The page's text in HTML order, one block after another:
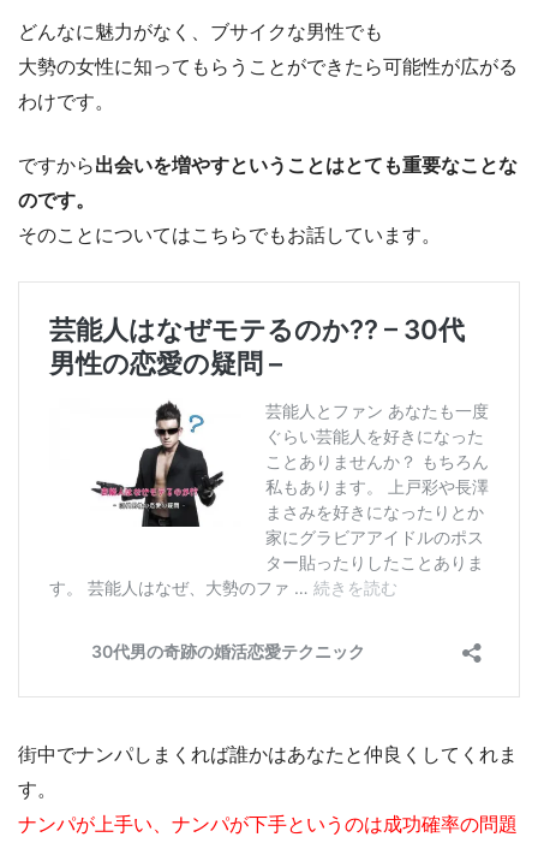
どんなに魅力がなく、ブサイクな男性でも
大勢の女性に知ってもらうことができたら可能性が広がる
わけです。
ですから出会いを増やすということはとても重要なことな
のです。
そのことについてはこちらでもお話しています。
街中でナンパしまくれば誰かはあなたと仲良くしてくれま
す。
ナンパが上手い、ナンパが下手というのは成功確率の問題